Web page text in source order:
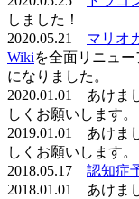
しました！
2020.05.21 マリオ
Wikiを全面リニュ
になりました。
2020.01.01 あけま
しくお願いします。
2019.01.01 あけま
しくお願いします。
2018.05.17 認知症
2018.01.01 あけま